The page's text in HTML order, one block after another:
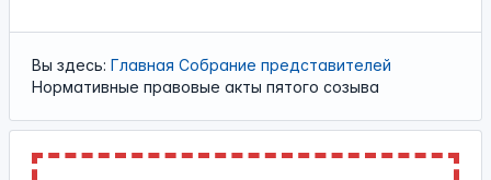
Вы здесь: Главная Собрание представителей
Нормативные правовые акты пятого созыва